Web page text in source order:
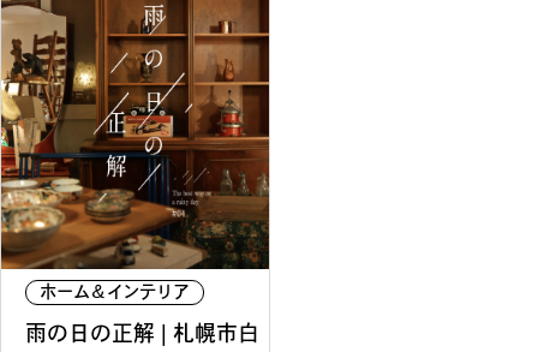
#パイセンの行きつけにつ
いて行く
# 札幌来たら、まずはココ
#僕らの便利酒場
ホーム＆インテリア
雨の日の正解 | 札幌市白